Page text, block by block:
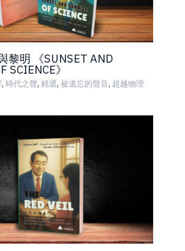
黎明 《SUNSET AND
SCIENCE》
, 時代之聲, 精選, 被遺忘的聲音, 超越物理